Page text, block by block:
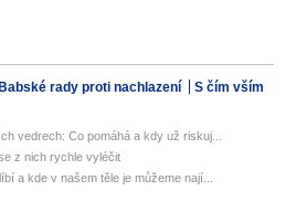
Babské rady proti nachlazení
S čím vším
vedrech: Co pomáhá a kdy už riskuj...
z nich rychle vyléčit
a kde v našem těle je můžeme nají...